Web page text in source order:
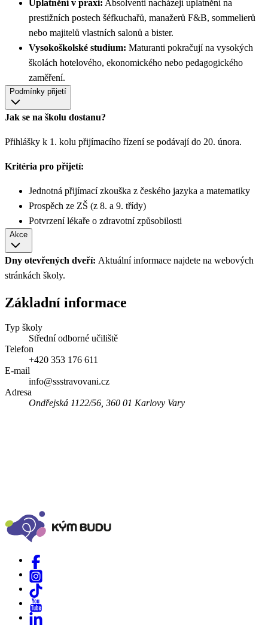
Uplatnění v praxi: Absolventi nacházejí uplatnění na
prestižních postech šéfkuchařů, manažerů F&B, sommelierů
nebo majitelů vlastních salonů a bister.
Vysokoškolské studium: Maturanti pokračují na vysokých
školách hotelového, ekonomického nebo pedagogického
zaměření.
Podmínky přijetí
Jak se na školu dostanu?
Přihlášky k 1. kolu přijímacího řízení se podávají do 20. února.
Kritéria pro přijetí:
Jednotná přijímací zkouška z českého jazyka a matematiky
Prospěch ze ZŠ (z 8. a 9. třídy)
Potvrzení lékaře o zdravotní způsobilosti
Akce
Dny otevřených dveří: Aktuální informace najdete na webových
stránkách školy.
Základní informace
Typ školy
Střední odborné učiliště
Telefon
+420 353 176 611
E-mail
info@ssstravovani.cz
Adresa
Ondřejská 1122/56, 360 01 Karlovy Vary